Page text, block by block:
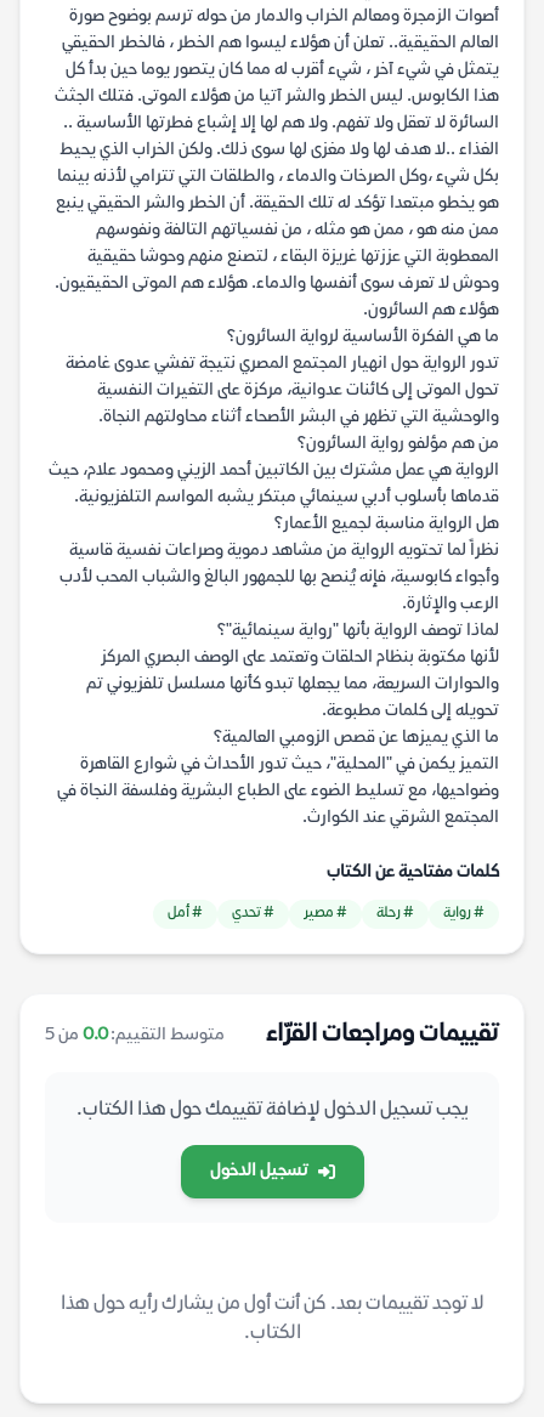
أصوات الزمجرة ومعالم الخراب والدمار من حوله ترسم بوضوح صورة
العالم الحقيقية.. تعلن أن هؤلاء ليسوا هم الخطر ، فالخطر الحقيقي
يتمثل في شيء آخر ، شيء أقرب له مما كان يتصور يوما حين بدأ كل
هذا الكابوس. ليس الخطر والشر آتيا من هؤلاء الموتى. فتلك الجثث
السائرة لا تعقل ولا تفهم. ولا هم لها إلا إشباع فطرتها الأساسية ..
الغذاء ..لا هدف لها ولا مغزى لها سوى ذلك. ولكن الخراب الذي يحيط
بكل شيء ،وكل الصرخات والدماء ، والطلقات التي تترامي لأذنه بينما
هو يخطو مبتعدا تؤكد له تلك الحقيقة. أن الخطر والشر الحقيقي ينبع
ممن منه هو ، ممن هو مثله ، من نفسياتهم التالفة ونفوسهم
المعطوبة التي عززتها غريزة البقاء ، لتصنع منهم وحوشا حقيقية
وحوش لا تعرف سوى أنفسها والدماء. هؤلاء هم الموتى الحقيقيون.
هؤلاء هم السائرون.
ما هي الفكرة الأساسية لرواية السائرون؟
تدور الرواية حول انهيار المجتمع المصري نتيجة تفشي عدوى غامضة
تحول الموتى إلى كائنات عدوانية، مركزة على التغيرات النفسية
والوحشية التي تظهر في البشر الأصحاء أثناء محاولتهم النجاة.
من هم مؤلفو رواية السائرون؟
الرواية هي عمل مشترك بين الكاتبين أحمد الزيني ومحمود علام، حيث
قدماها بأسلوب أدبي سينمائي مبتكر يشبه المواسم التلفزيونية.
هل الرواية مناسبة لجميع الأعمار؟
نظراً لما تحتويه الرواية من مشاهد دموية وصراعات نفسية قاسية
وأجواء كابوسية، فإنه يُنصح بها للجمهور البالغ والشباب المحب لأدب
الرعب والإثارة.
لماذا توصف الرواية بأنها "رواية سينمائية"؟
لأنها مكتوبة بنظام الحلقات وتعتمد على الوصف البصري المركز
والحوارات السريعة، مما يجعلها تبدو كأنها مسلسل تلفزيوني تم
تحويله إلى كلمات مطبوعة.
ما الذي يميزها عن قصص الزومبي العالمية؟
التميز يكمن في "المحلية"، حيث تدور الأحداث في شوارع القاهرة
وضواحيها، مع تسليط الضوء على الطباع البشرية وفلسفة النجاة في
المجتمع الشرقي عند الكوارث.
كلمات مفتاحية عن الكتاب
# رواية # رحلة # مصير # تحدي # أمل
تقييمات ومراجعات القرّاء متوسط التقييم:0.0 من 5
يجب تسجيل الدخول لإضافة تقييمك حول هذا الكتاب.
تسجيل الدخول
لا توجد تقييمات بعد. كن أنت أول من يشارك رأيه حول هذا
الكتاب.